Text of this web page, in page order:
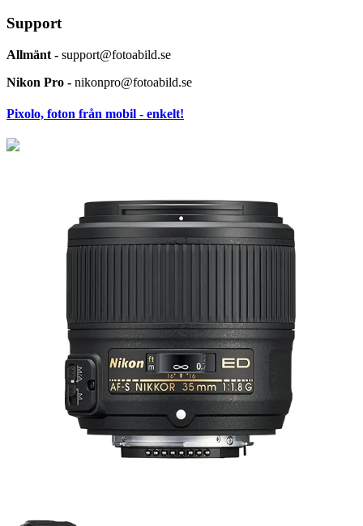
Support
Allmänt - support@fotoabild.se
Nikon Pro - nikonpro@fotoabild.se
Pixolo, foton från mobil - enkelt!